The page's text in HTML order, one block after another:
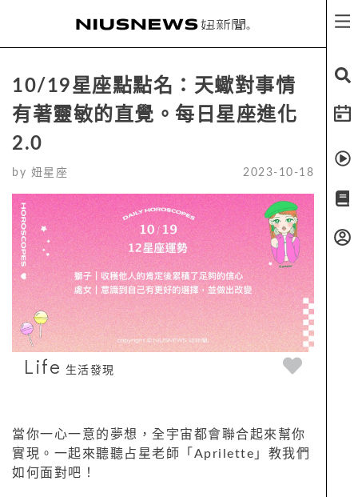
10/19星座點點名：天蠍對事情
有著靈敏的直覺。每日星座進化
2.0
by 妞星座 2023-10-18
Life 生活發現
當你一心一意的夢想，全宇宙都會聯合起來幫你
實現。一起來聽聽占星老師「Aprilette」教我們
如何面對吧！